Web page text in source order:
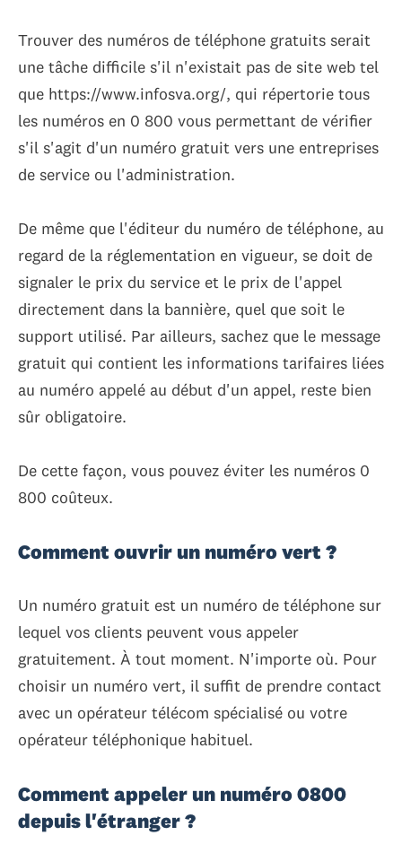
Trouver des numéros de téléphone gratuits serait
une tâche difficile s'il n'existait pas de site web tel
que https://www.infosva.org/, qui répertorie tous
les numéros en 0 800 vous permettant de vérifier
s'il s'agit d'un numéro gratuit vers une entreprises
de service ou l'administration.
De même que l'éditeur du numéro de téléphone, au
regard de la réglementation en vigueur, se doit de
signaler le prix du service et le prix de l'appel
directement dans la bannière, quel que soit le
support utilisé. Par ailleurs, sachez que ​​le message
gratuit qui contient les informations tarifaires liées
au numéro appelé au début d'un appel, reste bien
sûr obligatoire.
De cette façon, vous pouvez éviter les numéros 0
800 coûteux.
Comment ouvrir un numéro vert ?
Un numéro gratuit est un numéro de téléphone sur
lequel vos clients peuvent vous appeler
gratuitement. À tout moment. N'importe où. Pour
choisir un numéro vert, il suffit de prendre contact
avec un opérateur télécom spécialisé ou votre
opérateur téléphonique habituel.
Comment appeler un numéro 0800
depuis l'étranger ?